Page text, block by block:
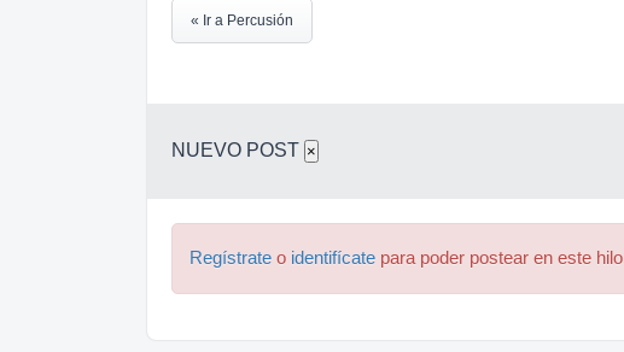
« Ir a Percusión
NUEVO POST ×
Regístrate o identifícate para poder postear en este hilo